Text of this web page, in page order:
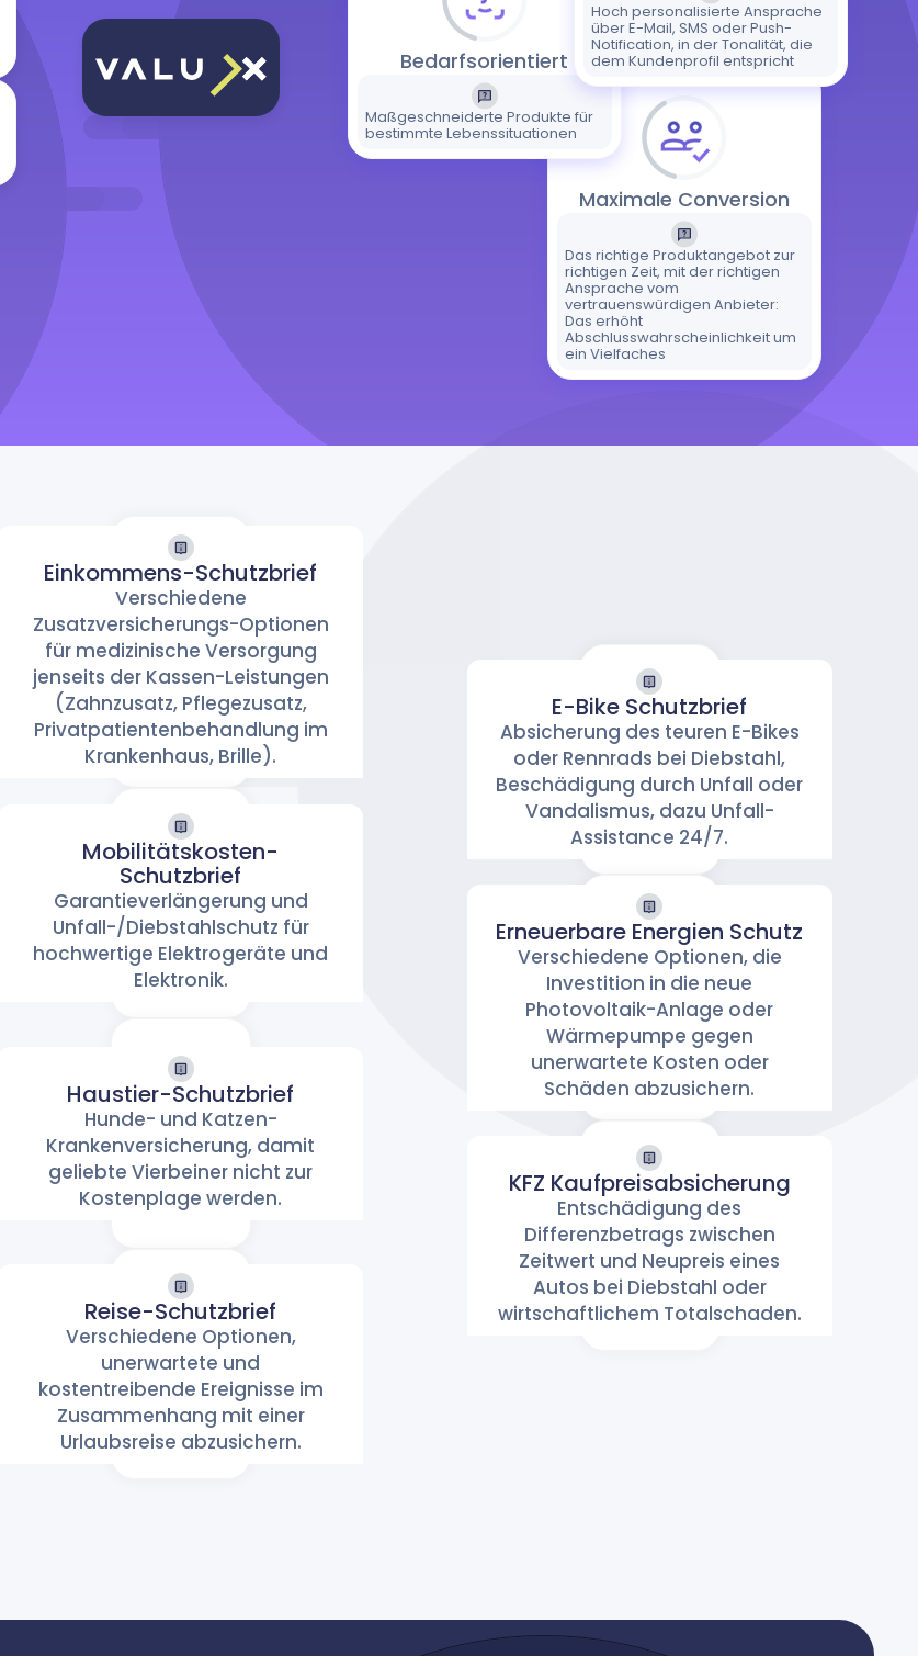
Hoch personalisierte Ansprache
über E-Mail, SMS oder Push-
Notification, in der Tonalität, die
dem Kundenprofil entspricht
Maximale Conversion
Das richtige Produktangebot zur
richtigen Zeit, mit der richtigen
Ansprache vom
vertrauenswürdigen Anbieter:
Das erhöht
Abschlusswahrscheinlichkeit um
ein Vielfaches
Bedarfsorientiert
Maßgeschneiderte Produkte für
bestimmte Lebenssituationen
Einkommens-
Schutzbrief
Arbeit & Einkommen
Einkommens-Schutzbrief
Verschiedene
Zusatzversicherungs-Optionen
für medizinische Versorgung
jenseits der Kassen-Leistungen
(Zahnzusatz, Pflegezusatz,
Privatpatientenbehandlung im
Krankenhaus, Brille).
Mobilitätskosten-
Schutzbrief
Mobilität & Kosten
Mobilitätskosten-
Schutzbrief
Garantieverlängerung und
Unfall-/Diebstahlschutz für
hochwertige Elektrogeräte und
Elektronik.
Haustier-
Schutzbrief
Haustiere & Schutz
Haustier-Schutzbrief
Hunde- und Katzen-
Krankenversicherung, damit
geliebte Vierbeiner nicht zur
Kostenplage werden.
Reise-
Schutzbrief
Reisen & Sicherheit
Reise-Schutzbrief
Verschiedene Optionen,
unerwartete und
kostentreibende Ereignisse im
Zusammenhang mit einer
Urlaubsreise abzusichern.
E-Bike
Schutzbrief
Freizeit & Urlaub
E-Bike Schutzbrief
Absicherung des teuren E-Bikes
oder Rennrads bei Diebstahl,
Beschädigung durch Unfall oder
Vandalismus, dazu Unfall-
Assistance 24/7.
Erneuerbare
Energien
Schutz
Energie & Umwelt
Erneuerbare Energien Schutz
Verschiedene Optionen, die
Investition in die neue
Photovoltaik-Anlage oder
Wärmepumpe gegen
unerwartete Kosten oder
Schäden abzusichern.
KFZ
Kaufpreisabsicherung
Mobilität
KFZ Kaufpreisabsicherung
Entschädigung des
Differenzbetrags zwischen
Zeitwert und Neupreis eines
Autos bei Diebstahl oder
wirtschaftlichem Totalschaden.